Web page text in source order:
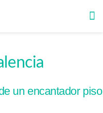
un encantador piso